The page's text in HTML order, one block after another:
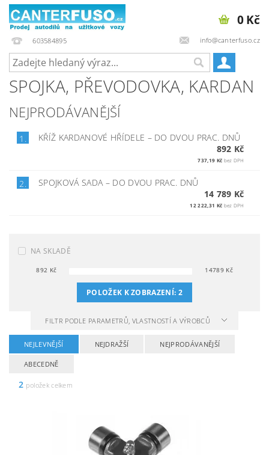
603584895 info@canterfuso.cz
0 Kč
SPOJKA, PŘEVODOVKA, KARDAN
NEJPRODÁVANĚJŠÍ
1. KŘÍŽ KARDANOVÉ HŘÍDELE – DO DVOU PRAC. DNŮ
892 Kč
737,19 Kč bez DPH
2. SPOJKOVÁ SADA – DO DVOU PRAC. DNŮ
14 789 Kč
12 222,31 Kč bez DPH
NA SKLADĚ
892 Kč 14789Kč
POLOŽEK K ZOBRAZENÍ: 2
FILTR PODLE PARAMETRŮ, VLASTNOSTÍ A VÝROBCŮ
NEJLEVNĚJŠÍ NEJDRAŽŠÍ NEJPRODÁVANĚJŠÍ
ABECEDNĚ
2 položek celkem